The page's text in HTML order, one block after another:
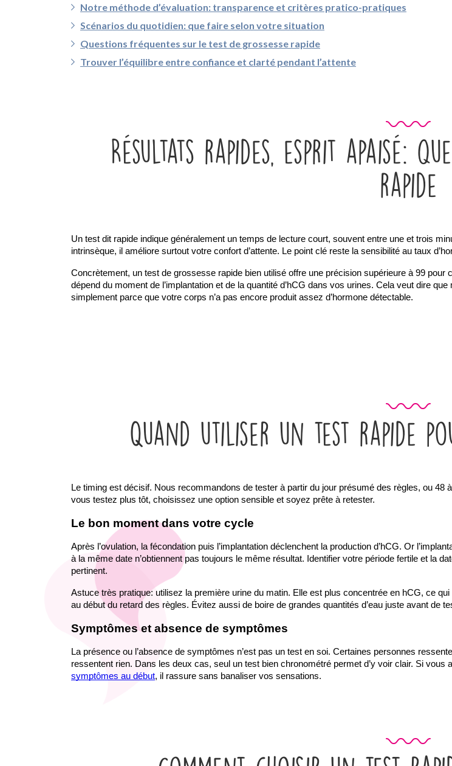
Notre méthode d’évaluation: transparence et critères pratico-pratiques
Scénarios du quotidien: que faire selon votre situation
Questions fréquentes sur le test de grossesse rapide
Trouver l’équilibre entre confiance et clarté pendant l’attente
Résultats rapides, esprit apaisé:
rapide
Un test dit rapide indique généralement un temps de lecture court, souvent entre une et trois
intrinsèque, il améliore surtout votre confort d’attente. Le point clé reste la sensibilité au taux
Concrètement, un test de grossesse rapide bien utilisé offre une précision supérieure à 99
dépend du moment de l’implantation et de la quantité d’hCG dans vos urines. Cela veut dire
simplement parce que votre corps n’a pas encore produit assez d’hormone détectable.
Quand utiliser un test rapide
Le timing est décisif. Nous recommandons de tester à partir du jour présumé des règles, ou
vous testez plus tôt, choisissez une option sensible et soyez prête à retester.
Le bon moment dans votre cycle
Après l’ovulation, la fécondation puis l’implantation déclenchent la production d’hCG. Or
à la même date n’obtiennent pas toujours le même résultat. Identifier votre période fertile et la
pertinent.
Astuce très pratique: utilisez la première urine du matin. Elle est plus concentrée en hCG, ce
au début du retard des règles. Évitez aussi de boire de grandes quantités d’eau juste avant de
Symptômes et absence de symptômes
La présence ou l’absence de symptômes n’est pas un test en soi. Certaines personnes
ressentent rien. Dans les deux cas, seul un test bien chronométré permet d’y voir clair. Si vous
symptômes au début, il rassure sans banaliser vos sensations.